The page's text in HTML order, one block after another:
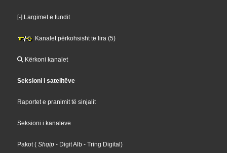
[-] Largimet e fundit
Kanalet përkohsisht të lira (5)
Kërkoni kanalet
Seksioni i satelitëve
Raportet e pranimit të sinjalit
Seksioni i kanaleve
Pakot ( Shqip - Digit Alb - Tring Digital)